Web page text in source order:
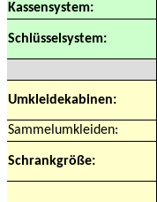
Kassensystem:
Schlüsselsystem:
Umkleidekabinen:
Sammelumkleiden:
Schrankgröße: